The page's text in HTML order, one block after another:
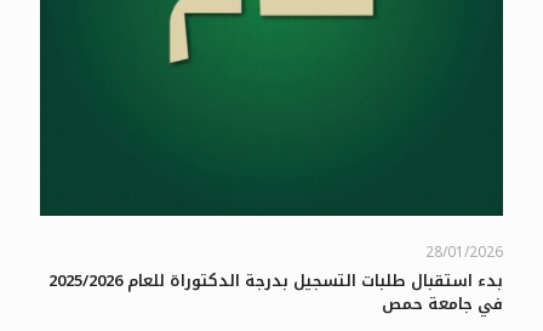
28/01/2026
بدء استقبال طلبات التسجيل بدرجة الدكتوراة للعام 2025/2026
في جامعة حمص